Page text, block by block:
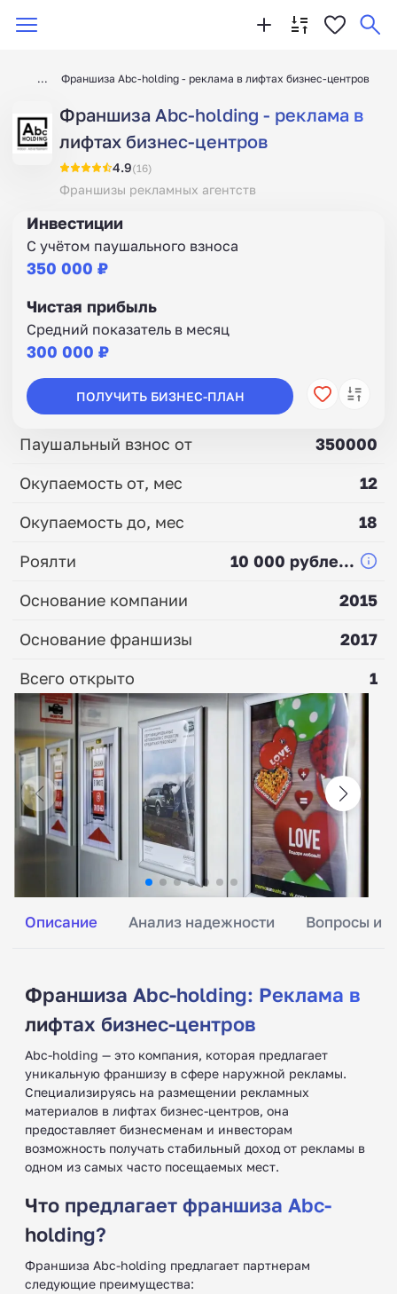
Франшиза Abc-holding - реклама в лифтах бизнес-центров
Франшиза Abc-holding - реклама в
лифтах бизнес-центров
4.9(16)
Франшизы рекламных агентств
Описание Анализ надежности Вопросы и
Франшиза Abc-holding: Реклама в
лифтах бизнес-центров
Abc-holding — это компания, которая предлагает
уникальную франшизу в сфере наружной рекламы.
Специализируясь на размещении рекламных
материалов в лифтах бизнес-центров, она
предоставляет бизнесменам и инвесторам
возможность получать стабильный доход от рекламы в
одном из самых часто посещаемых мест.
Что предлагает франшиза Abc-
holding?
Франшиза Abc-holding предлагает партнерам
следующие преимущества:
Инвестиции
С учётом паушального взноса
350 000 ₽
Чистая прибыль
Средний показатель в месяц
300 000 ₽
ПОЛУЧИТЬ БИЗНЕС-ПЛАН
Паушальный взнос от
350000
Окупаемость от, мес
12
Окупаемость до, мес
18
Роялти
10 000 рубле...
Основание компании
2015
Основание франшизы
2017
Всего открыто
1